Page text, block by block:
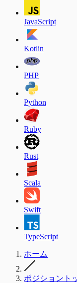
JavaScript
Kotlin
PHP
Python
Ruby
Rust
Scala
Swift
TypeScript
ホーム
ポジショント